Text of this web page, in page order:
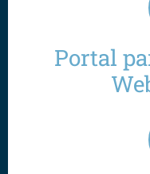
Portal